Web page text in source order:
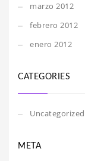
marzo 2012
febrero 2012
enero 2012
CATEGORIES
Uncategorized
META